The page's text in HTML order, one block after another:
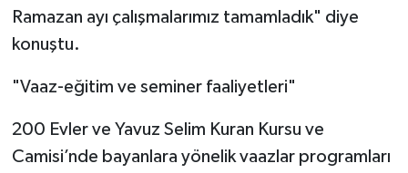
Ramazan ayı çalışmalarımız tamamladık" diye
konuştu.
"Vaaz-eğitim ve seminer faaliyetleri"
200 Evler ve Yavuz Selim Kuran Kursu ve
Camisi’nde bayanlara yönelik vaazlar programları